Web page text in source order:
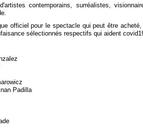
contemporains, surréalistes,
officiel pour le spectacle qui peut être
sélectionnés respectifs qui aident
Padilla